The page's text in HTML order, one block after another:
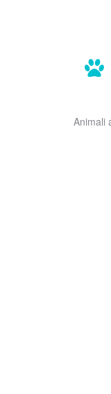
Animali